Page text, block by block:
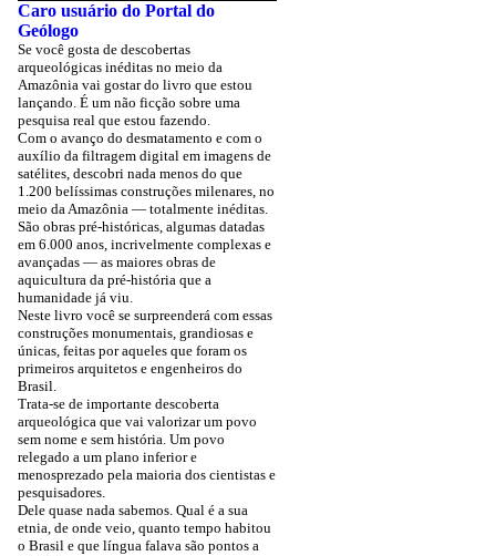
Caro usuário do Portal do
Geólogo
Se você gosta de descobertas
arqueológicas inéditas no meio da
Amazônia vai gostar do livro que estou
lançando. É um não ficção sobre uma
pesquisa real que estou fazendo.
Com o avanço do desmatamento e com o
auxílio da filtragem digital em imagens de
satélites, descobri nada menos do que
1.200 belíssimas construções milenares, no
meio da Amazônia — totalmente inéditas.
São obras pré-históricas, algumas datadas
em 6.000 anos, incrivelmente complexas e
avançadas — as maiores obras de
aquicultura da pré-história que a
humanidade já viu.
Neste livro você se surpreenderá com essas
construções monumentais, grandiosas e
únicas, feitas por aqueles que foram os
primeiros arquitetos e engenheiros do
Brasil.
Trata-se de importante descoberta
arqueológica que vai valorizar um povo
sem nome e sem história. Um povo
relegado a um plano inferior e
menosprezado pela maioria dos cientistas e
pesquisadores.
Dele quase nada sabemos. Qual é a sua
etnia, de onde veio, quanto tempo habitou
o Brasil e que língua falava são pontos a